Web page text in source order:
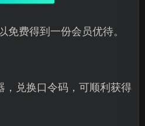
免费得到一份会员优待。
，兑换口令码，可顺利获得